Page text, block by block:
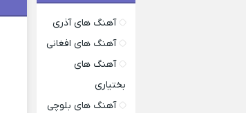
آهنگ های آذری
آهنگ های افغانی
آهنگ های
بختیاری
آهنگ های بلوچی